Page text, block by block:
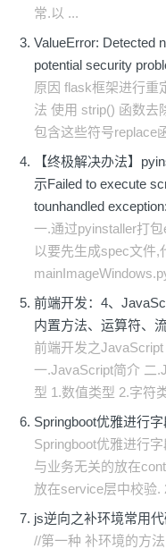
常.以 ...
ValueError: Detected
potential security
原因 flask框架进行重
法 使用 strip() 函数去
包含这些符号replace
【终极解决办法】
示Failed to execute
tounhandled
一.通过pyinstaller打
以要先生成spec文件,
前端开发：4、
内置方法、运算符、
前端开发之
一.JavaScript简介 二
型 1.数值类型 2.字符
Springboot优雅进行
Springboot优雅进行
与业务无关的放在
放在service层中校验.
js逆向之补环境常用代
//第一种 补环境的方